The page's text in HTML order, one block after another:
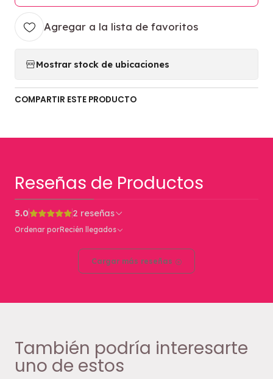
Agregar a la lista de favoritos
Mostrar stock de ubicaciones
COMPARTIR ESTE PRODUCTO
Reseñas de Productos
5.0 2 reseñas
Ordenar porRecién llegados
Cargar más reseñas
También podría interesarte
uno de estos